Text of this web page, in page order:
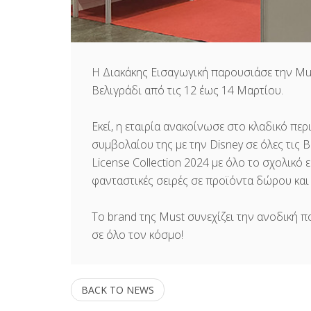
Η Διακάκης Εισαγωγική παρουσιάσε την
Βελιγράδι από τις 12 έως 14 Μαρτίου.
Εκεί, η εταιρία ανακοίνωσε στο κλαδικό
συμβολαίου της με την Disney σε όλες τις
License Collection 2024 με όλο το σχολικό
φανταστικές σειρές σε προϊόντα δώρου
Το brand της Must συνεχίζει την ανοδική
σε όλο τον κόσμο!
BACK TO NEWS